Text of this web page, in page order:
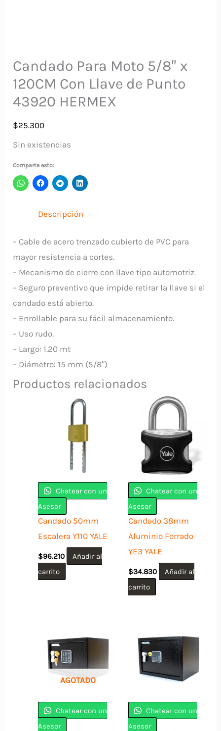
Candado Para Moto 5/8″ x
120CM Con Llave de Punto
43920 HERMEX
$25.300
Sin existencias
Comparte esto:
Descripción
– Cable de acero trenzado cubierto de PVC para
mayor resistencia a cortes.
– Mecanismo de cierre con llave tipo automotriz.
– Seguro preventivo que impide retirar la llave si el
candado está abierto.
– Enrollable para su fácil almacenamiento.
– Uso rudo.
– Largo: 1.20 mt
– Diámetro: 15 mm (5/8″)
Productos relacionados
Chatear con un
Asesor
Candado 50mm
Escalera Y110 YALE
$96.210
Añadir al
carrito
Chatear con un
Asesor
Candado 38mm
Aluminio Forrado
YE3 YALE
$34.830
Añadir al
carrito
AGOTADO
Chatear con un
Asesor
Chatear con un
Asesor